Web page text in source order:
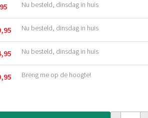
Nu besteld, dinsdag in huis
Nu besteld, dinsdag in huis
Nu besteld, dinsdag in huis
Breng me op de hoogte!